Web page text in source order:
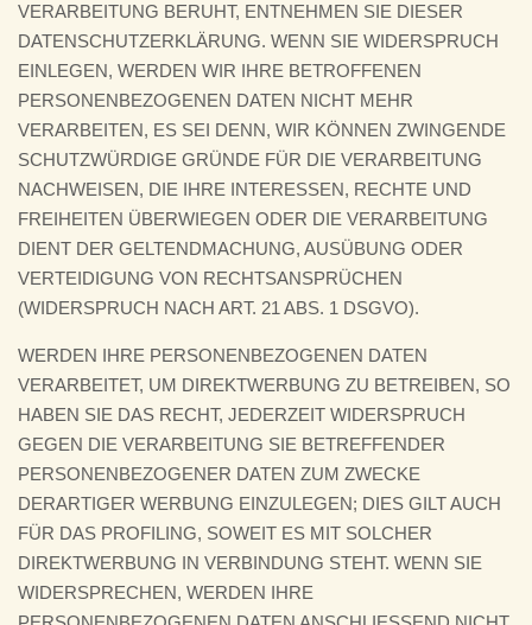
VERARBEITUNG BERUHT, ENTNEHMEN SIE DIESER
DATENSCHUTZERKLÄRUNG. WENN SIE WIDERSPRUCH
EINLEGEN, WERDEN WIR IHRE BETROFFENEN
PERSONENBEZOGENEN DATEN NICHT MEHR
VERARBEITEN, ES SEI DENN, WIR KÖNNEN ZWINGENDE
SCHUTZWÜRDIGE GRÜNDE FÜR DIE VERARBEITUNG
NACHWEISEN, DIE IHRE INTERESSEN, RECHTE UND
FREIHEITEN ÜBERWIEGEN ODER DIE VERARBEITUNG
DIENT DER GELTENDMACHUNG, AUSÜBUNG ODER
VERTEIDIGUNG VON RECHTSANSPRÜCHEN
(WIDERSPRUCH NACH ART. 21 ABS. 1 DSGVO).
WERDEN IHRE PERSONENBEZOGENEN DATEN
VERARBEITET, UM DIREKTWERBUNG ZU BETREIBEN, SO
HABEN SIE DAS RECHT, JEDERZEIT WIDERSPRUCH
GEGEN DIE VERARBEITUNG SIE BETREFFENDER
PERSONENBEZOGENER DATEN ZUM ZWECKE
DERARTIGER WERBUNG EINZULEGEN; DIES GILT AUCH
FÜR DAS PROFILING, SOWEIT ES MIT SOLCHER
DIREKTWERBUNG IN VERBINDUNG STEHT. WENN SIE
WIDERSPRECHEN, WERDEN IHRE